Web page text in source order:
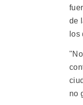
de
los
no